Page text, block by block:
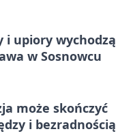
i upiory wychodzą
w Sosnowcu
może skończyć
i bezradnością